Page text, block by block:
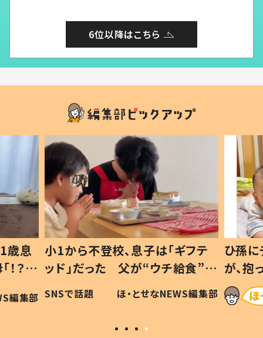
6位以降はこちら
歳息
？」
編集部
小1から不登校、息子は「ギフテ
ッド」だった 父が“ウチ給食”を
作り続ける理由とは #令和の親
#令和の子
SNSで話題 ほ・とせなNEWS編集部
ひ孫
が、
「涙が
い」